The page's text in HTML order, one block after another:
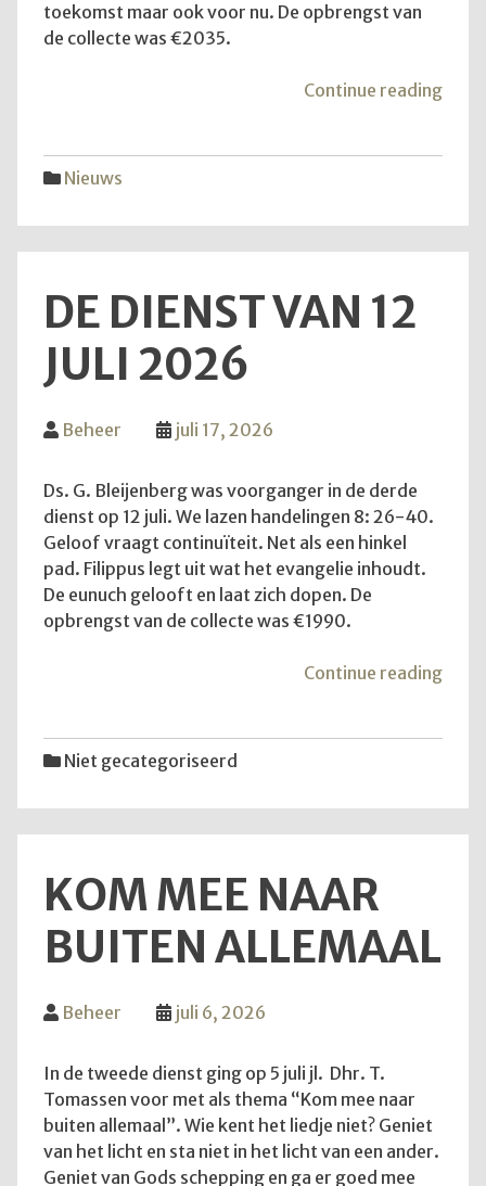
toekomst maar ook voor nu. De opbrengst van
de collecte was €2035.
Continue reading
Nieuws
DE DIENST VAN 12
JULI 2026
Beheer juli 17, 2026
Ds. G. Bleijenberg was voorganger in de derde
dienst op 12 juli. We lazen handelingen 8: 26-40.
Geloof vraagt continuïteit. Net als een hinkel
pad. Filippus legt uit wat het evangelie inhoudt.
De eunuch gelooft en laat zich dopen. De
opbrengst van de collecte was €1990.
Continue reading"De
Niet gecategoriseerd
KOM MEE NAAR
BUITEN ALLEMAAL
Beheer juli 6, 2026
In de tweede dienst ging op 5 juli jl. Dhr. T.
Tomassen voor met als thema “Kom mee naar
buiten allemaal”. Wie kent het liedje niet? Geniet
van het licht en sta niet in het licht van een ander.
Geniet van Gods schepping en ga er goed mee